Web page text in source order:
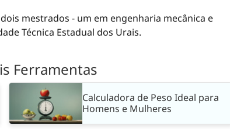
mestrados - um em engenharia mecânica e
Técnica Estadual dos Urais.
Ferramentas
Calculadora de Peso Ideal para
Homens e Mulheres